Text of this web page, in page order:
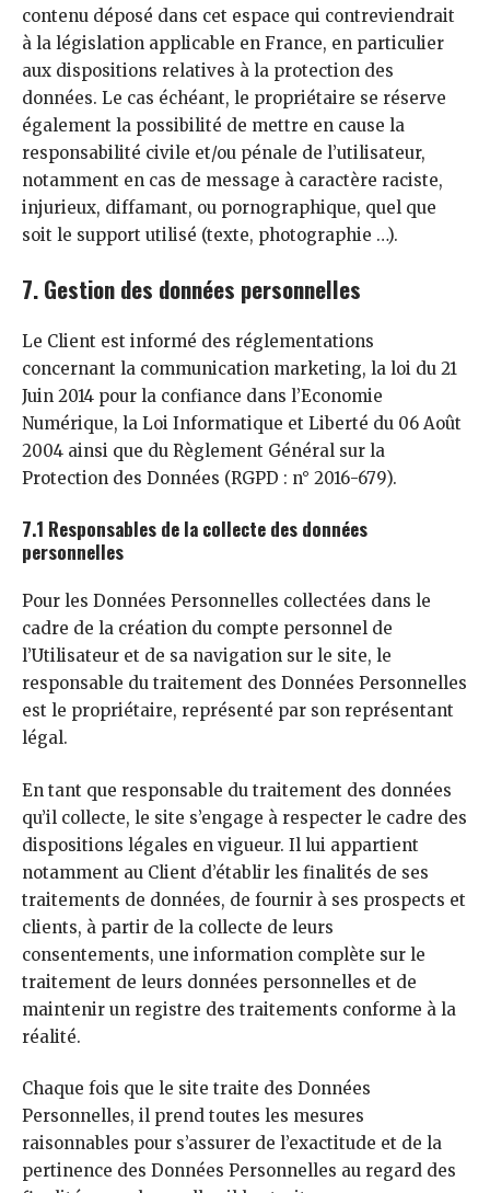
contenu déposé dans cet espace qui contreviendrait
à la législation applicable en France, en particulier
aux dispositions relatives à la protection des
données. Le cas échéant, le propriétaire se réserve
également la possibilité de mettre en cause la
responsabilité civile et/ou pénale de l’utilisateur,
notamment en cas de message à caractère raciste,
injurieux, diffamant, ou pornographique, quel que
soit le support utilisé (texte, photographie …).
7. Gestion des données personnelles
Le Client est informé des réglementations
concernant la communication marketing, la loi du 21
Juin 2014 pour la confiance dans l’Economie
Numérique, la Loi Informatique et Liberté du 06 Août
2004 ainsi que du Règlement Général sur la
Protection des Données (RGPD : n° 2016-679).
7.1 Responsables de la collecte des données
personnelles
Pour les Données Personnelles collectées dans le
cadre de la création du compte personnel de
l’Utilisateur et de sa navigation sur le site, le
responsable du traitement des Données Personnelles
est le propriétaire, représenté par son représentant
légal.
En tant que responsable du traitement des données
qu’il collecte, le site s’engage à respecter le cadre des
dispositions légales en vigueur. Il lui appartient
notamment au Client d’établir les finalités de ses
traitements de données, de fournir à ses prospects et
clients, à partir de la collecte de leurs
consentements, une information complète sur le
traitement de leurs données personnelles et de
maintenir un registre des traitements conforme à la
réalité.
Chaque fois que le site traite des Données
Personnelles, il prend toutes les mesures
raisonnables pour s’assurer de l’exactitude et de la
pertinence des Données Personnelles au regard des